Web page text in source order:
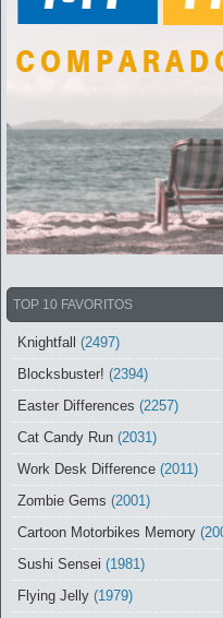
TOP 10 FAVORITOS
Knightfall (2497)
Blocksbuster! (2394)
Easter Differences (2257)
Cat Candy Run (2031)
Work Desk Difference (2011)
Zombie Gems (2001)
Cartoon Motorbikes Memory
Sushi Sensei (1981)
Flying Jelly (1979)